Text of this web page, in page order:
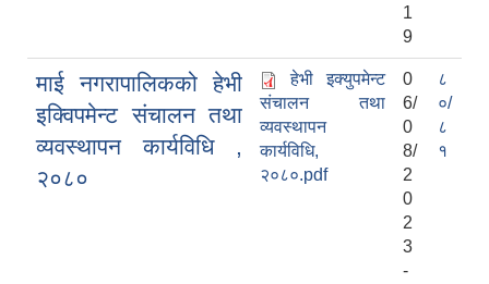
1
9
माई नगरापालिकको हेभी
इक्विपमेन्ट संचालन तथा
व्यवस्थापन कार्यविधि ,
२०८०
हेभी इक्युपमेन्ट
संचालन तथा
व्यवस्थापन
कार्यविधि,
२०८०.pdf
0
6/
0
8/
2
0
2
3
-
८
०/
८
१